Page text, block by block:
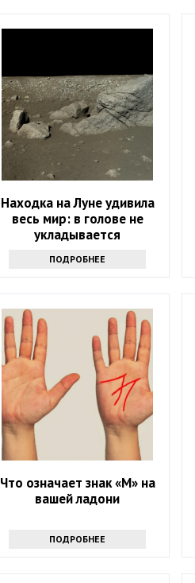
Находка на Луне удивила
весь мир: в голове не
укладывается
ПОДРОБНЕЕ
Что означает знак «М» на
вашей ладони
ПОДРОБНЕЕ